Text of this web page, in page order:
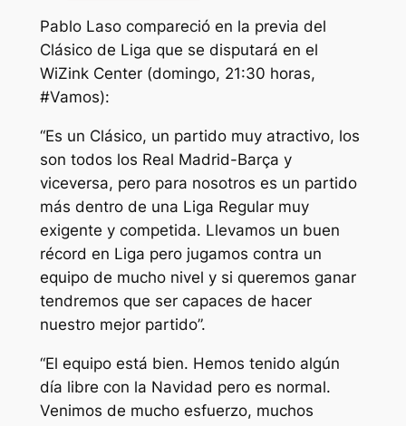
Pablo Laso compareció en la previa del
Clásico de Liga que se disputará en el
WiZink Center (domingo, 21:30 horas,
#Vamos):
“Es un Clásico, un partido muy atractivo, los
son todos los Real Madrid-Barça y
viceversa, pero para nosotros es un partido
más dentro de una Liga Regular muy
exigente y competida. Llevamos un buen
récord en Liga pero jugamos contra un
equipo de mucho nivel y si queremos ganar
tendremos que ser capaces de hacer
nuestro mejor partido”.
“El equipo está bien. Hemos tenido algún
día libre con la Navidad pero es normal.
Venimos de mucho esfuerzo, muchos